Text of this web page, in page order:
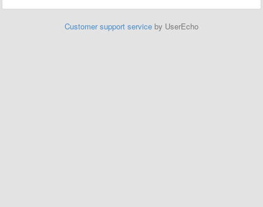
Customer support service by UserEcho